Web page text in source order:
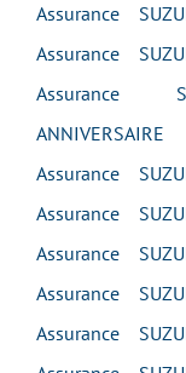
Assurance
Assurance
Assurance
ANNIVERSAIRE
Assurance
Assurance
Assurance
Assurance
Assurance